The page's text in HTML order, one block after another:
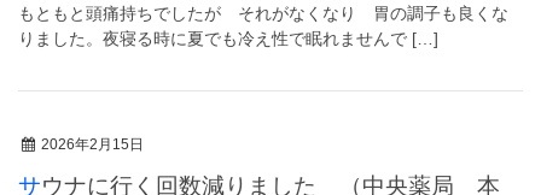
もともと頭痛持ちでしたが それがなくなり 胃の調子も良くな
りました。夜寝る時に夏でも冷え性で眠れませんで […]
2026年2月15日
サウナに行く回数減りました （中央薬局 本